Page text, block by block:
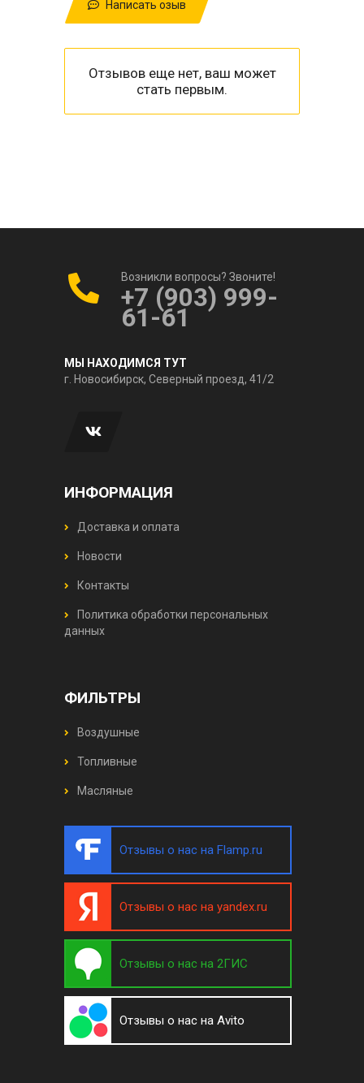
Написать озыв
Отзывов еще нет, ваш может
стать первым.
Возникли вопросы? Звоните!
+7 (903) 999-
61-61
МЫ НАХОДИМСЯ ТУТ
г. Новосибирск, Северный проезд, 41/2
ИНФОРМАЦИЯ
Доставка и оплата
Новости
Контакты
Политика обработки персональных
данных
ФИЛЬТРЫ
Воздушные
Топливные
Масляные
Отзывы о нас на Flamp.ru
Отзывы о нас на yandex.ru
Отзывы о нас на 2ГИС
Отзывы о нас на Avito